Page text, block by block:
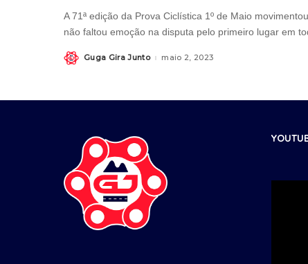
A 71ª edição da Prova Ciclística 1º de Maio
não faltou emoção na disputa pelo primeiro lugar em
Guga Gira Junto maio 2, 2023